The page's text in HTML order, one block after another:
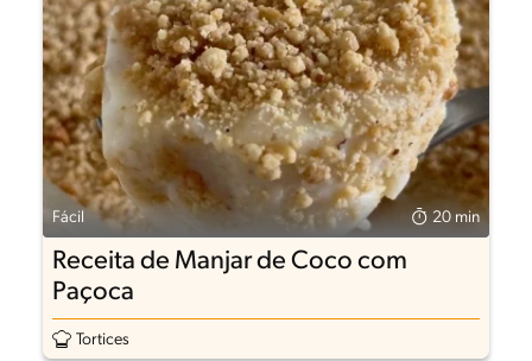
Fácil 20 min
Receita de Manjar de Coco com
Paçoca
Tortices